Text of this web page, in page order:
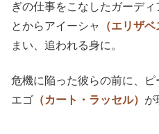
ぎの仕事をこなしたガーデ
とからアイーシャ
（エリザ
まい、追われる身に。
危機に陥った彼らの前に、
エゴ （カート・ラッセル） が